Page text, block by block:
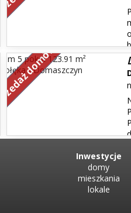
skweru. Budynek mieszkalny
wyróżnić w nim można: hol, ...
domów
pokój -łazienka -korytarz ...
Inwestycje
domy
mieszkania
lokale